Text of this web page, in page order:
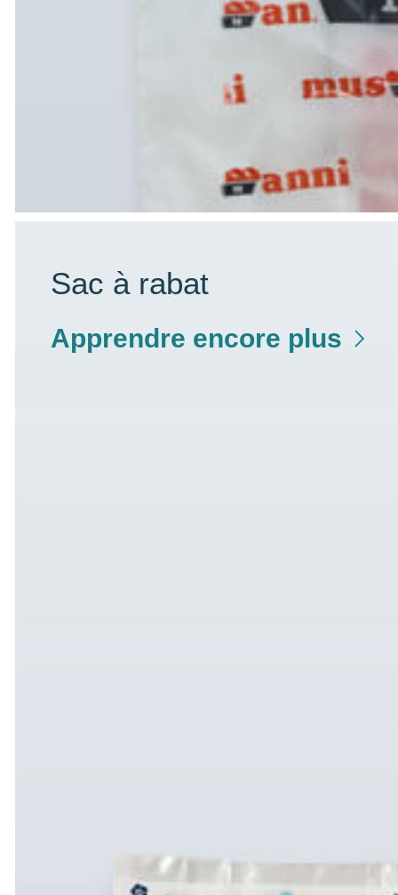
Sac à rabat
Apprendre encore plus